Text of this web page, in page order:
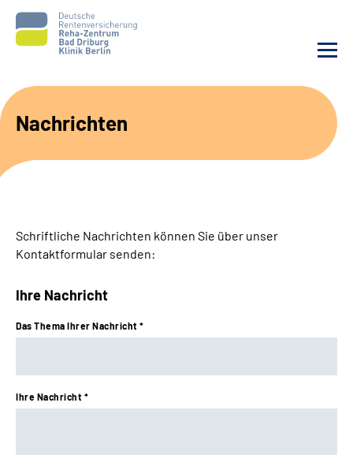
Karriere
Leichte Sprache
Nachrichten
Schriftliche Nachrichten können Sie über unser
Kontaktformular senden:
Ihre Nachricht
Das Thema Ihrer Nachricht *
Ihre Nachricht *